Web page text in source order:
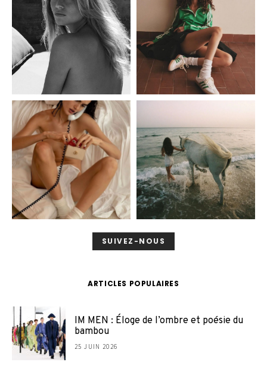
SUIVEZ-NOUS
ARTICLES POPULAIRES
IM MEN : Éloge de l’ombre et poésie du
bambou
25 JUIN 2026